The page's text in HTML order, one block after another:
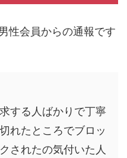
性会員からの通報です
する人ばかりで丁寧
れたところでブロッ
されたの気付いた人